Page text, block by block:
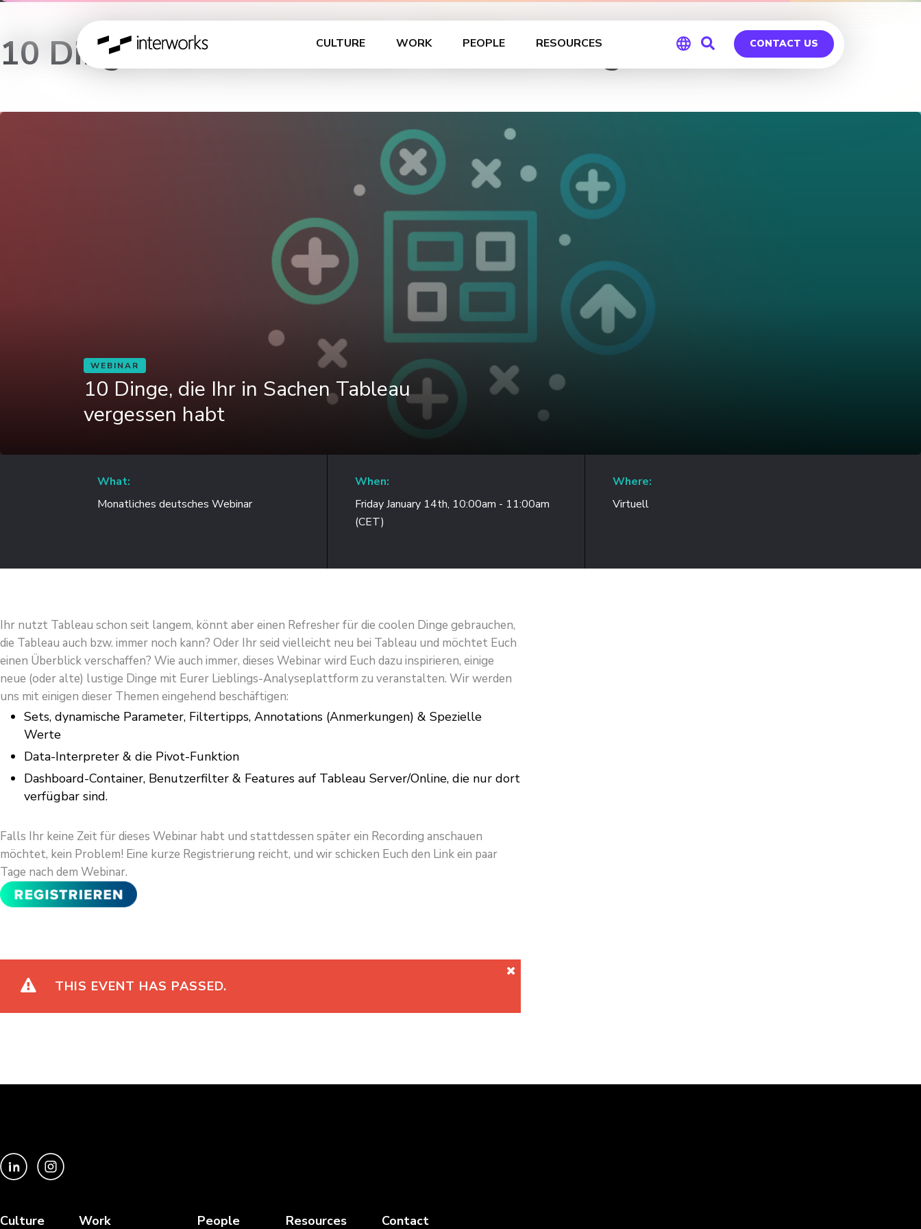
CULTURE WORK PEOPLE RESOURCES CONTACT US
10 Dinge, die Ihr in Sachen Tableau vergessen habt
WEBINAR
10 Dinge, die Ihr in Sachen Tableau
vergessen habt
What:
Monatliches deutsches Webinar
When:
Friday January 14th, 10:00am - 11:00am
(CET)
Where:
Virtuell
Ihr nutzt Tableau schon seit langem, könnt aber einen Refresher für die coolen Dinge gebrauchen,
die Tableau auch bzw. immer noch kann? Oder Ihr seid vielleicht neu bei Tableau und möchtet Euch
einen Überblickverschaffen? Wie auch immer, dieses Webinar wird Euch dazu inspirieren, einige
neue (oder alte) lustige Dinge mit Eurer Lieblings-Analyseplattform zu veranstalten. Wir werden
uns mit einigen dieser Themen eingehend beschäftigen:
Sets, dynamische Parameter, Filtertipps, Annotations (Anmerkungen) & Spezielle
Werte
Data-Interpreter & die Pivot-Funktion
Dashboard-Container, Benutzerfilter & Features auf Tableau Server/Online, die nur dort
verfügbar sind.
Falls Ihr keine Zeit für dieses Webinar habt und stattdessen später ein Recording anschauen
möchtet, kein Problem! Eine kurze Registrierung reicht, und wir schicken Euch den Link ein paar
Tage nach dem Webinar.
THIS EVENT HAS PASSED.
Culture Work People Resources Contact